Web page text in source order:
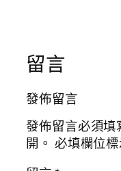
留言
發佈留言
發佈留言必須
開。 必填欄位